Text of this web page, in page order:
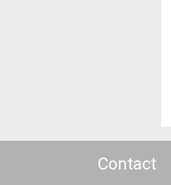
Contact